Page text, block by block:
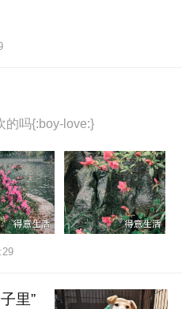
的吗{:boy-love:}
里”